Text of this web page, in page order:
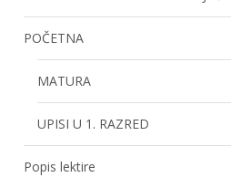
POČETNA
MATURA
UPISI U 1. RAZRED
Popis lektire